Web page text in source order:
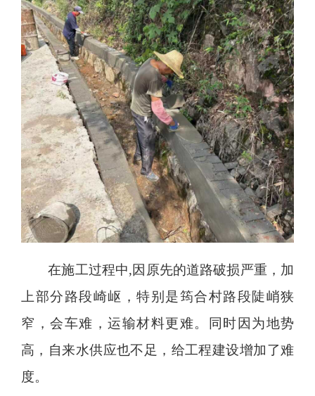
在施工过程中,因原先的道路破损严重，加
上部分路段崎岖，特别是筠合村路段陡峭狭
窄，会车难，运输材料更难。同时因为地势
高，自来水供应也不足，给工程建设增加了难
度。